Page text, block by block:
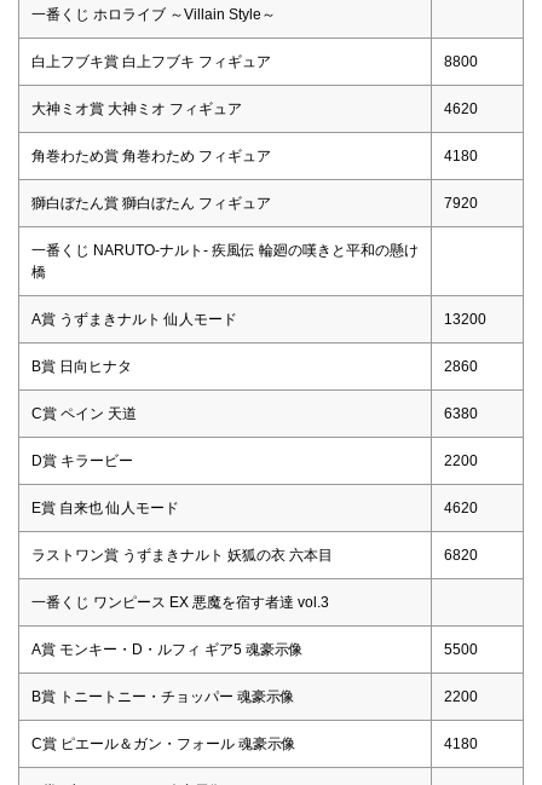
一番くじ ホロライブ ～Villain Style～
白上フブキ賞 白上フブキ フィギュア 8800
大神ミオ賞 大神ミオ フィギュア 4620
角巻わため賞 角巻わため フィギュア 4180
獅白ぼたん賞 獅白ぼたん フィギュア 7920
一番くじ NARUTO-ナルト- 疾風伝 輪廻の嘆きと平和の懸け
橋
A賞 うずまきナルト 仙人モード 13200
B賞 日向ヒナタ 2860
C賞 ペイン 天道 6380
D賞 キラービー 2200
E賞 自来也 仙人モード 4620
ラストワン賞 うずまきナルト 妖狐の衣 六本目 6820
一番くじ ワンピース EX 悪魔を宿す者達 vol.3
A賞 モンキー・D・ルフィ ギア5 魂豪示像 5500
B賞 トニートニー・チョッパー 魂豪示像 2200
C賞 ピエール＆ガン・フォール 魂豪示像 4180